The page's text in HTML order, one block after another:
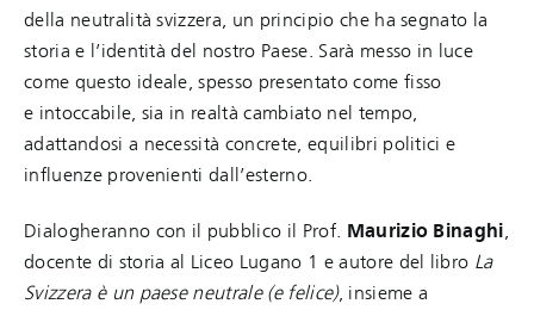
della neutralità svizzera, un principio che ha segnato la
storia e l’identità del nostro Paese. Sarà messo in luce
come questo ideale, spesso presentato come fisso
e intoccabile, sia in realtà cambiato nel tempo,
adattandosi a necessità concrete, equilibri politici e
influenze provenienti dall’esterno.
Dialogheranno con il pubblico il Prof. Maurizio Binaghi
docente di storia al Liceo Lugano 1 e autore del libro La
Svizzera è un paese neutrale (e felice), insieme a